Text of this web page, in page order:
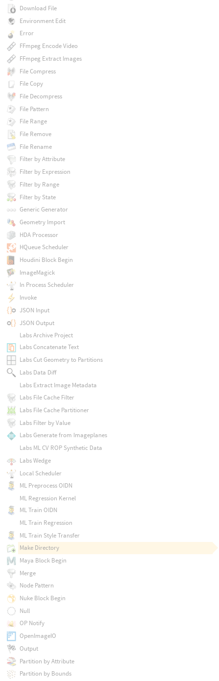
Download File
Environment Edit
Error
FFmpeg Encode Video
FFmpeg Extract Images
File Compress
File Copy
File Decompress
File Pattern
File Range
File Remove
File Rename
Filter by Attribute
Filter by Expression
Filter by Range
Filter by State
Generic Generator
Geometry Import
HDA Processor
HQueue Scheduler
Houdini Block Begin
ImageMagick
In Process Scheduler
Invoke
JSON Input
JSON Output
Labs Archive Project
Labs Concatenate Text
Labs Cut Geometry to Partitions
Labs Data Diff
Labs Extract Image Metadata
Labs File Cache Filter
Labs File Cache Partitioner
Labs Filter by Value
Labs Generate from Imageplanes
Labs ML CV ROP Synthetic Data
Labs Wedge
Local Scheduler
ML Preprocess OIDN
ML Regression Kernel
ML Train OIDN
ML Train Regression
ML Train Style Transfer
Make Directory
Maya Block Begin
Merge
Node Pattern
Nuke Block Begin
Null
OP Notify
OpenImageIO
Output
Partition by Attribute
Partition by Bounds